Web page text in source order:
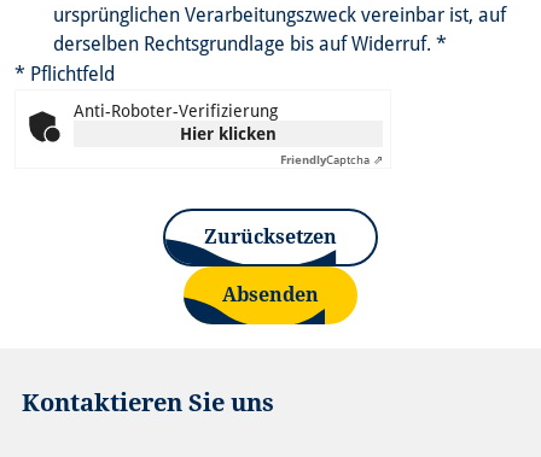
ursprünglichen Verarbeitungszweck vereinbar ist, auf
derselben Rechtsgrundlage bis auf Widerruf. *
* Pflichtfeld
Anti-Roboter-Verifizierung
Hier klicken
FriendlyCaptcha ⇗
Zurücksetzen
Absenden
Kontaktieren Sie uns